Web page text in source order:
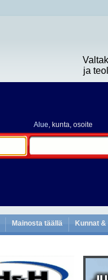
ja
Alue, kunta, osoite
Mainosta täällä Kunnat